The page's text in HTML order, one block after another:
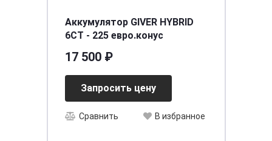
Аккумулятор GIVER HYBRID
6СТ - 225 евро.конус
17 500 ₽
Запросить цену
Сравнить В избранное